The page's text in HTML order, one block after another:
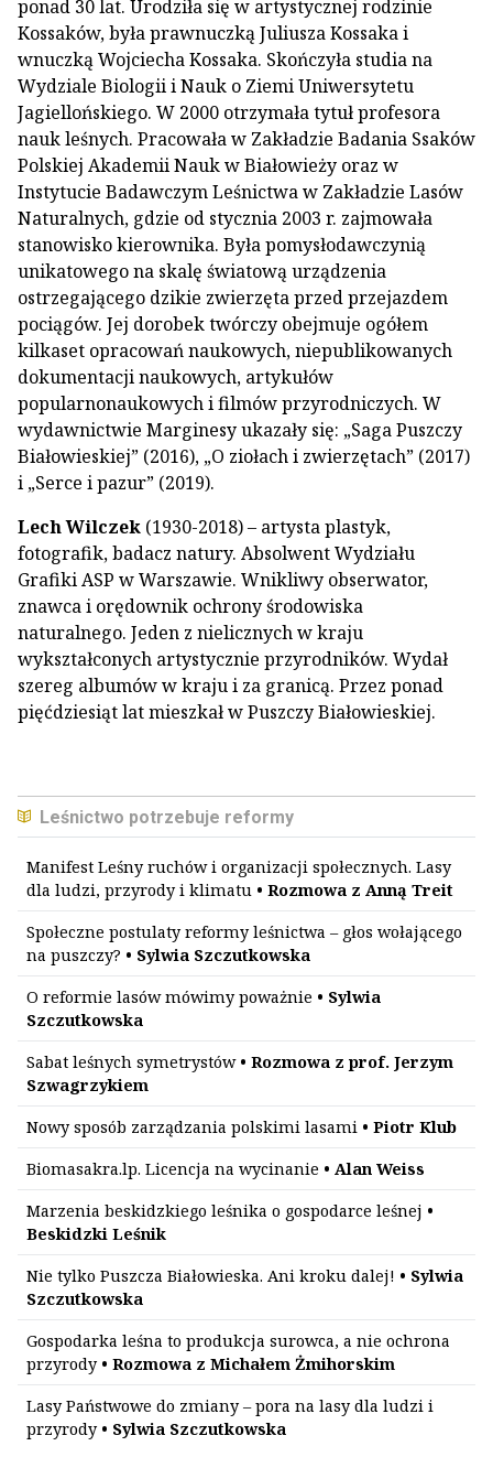
ponad 30 lat. Urodziła się w artystycznej rodzinie
Kossaków, była prawnuczką Juliusza Kossaka i
wnuczką Wojciecha Kossaka. Skończyła studia na
Wydziale Biologii i Nauk o Ziemi Uniwersytetu
Jagiellońskiego. W 2000 otrzymała tytuł profesora
nauk leśnych. Pracowała w Zakładzie Badania Ssaków
Polskiej Akademii Nauk w Białowieży oraz w
Instytucie Badawczym Leśnictwa w Zakładzie Lasów
Naturalnych, gdzie od stycznia 2003 r. zajmowała
stanowisko kierownika. Była pomysłodawczynią
unikatowego na skalę światową urządzenia
ostrzegającego dzikie zwierzęta przed przejazdem
pociągów. Jej dorobek twórczy obejmuje ogółem
kilkaset opracowań naukowych, niepublikowanych
dokumentacji naukowych, artykułów
popularnonaukowych i filmów przyrodniczych. W
wydawnictwie Marginesy ukazały się: „Saga Puszczy
Białowieskiej” (2016), „O ziołach i zwierzętach” (2017)
i „Serce i pazur” (2019).
Lech Wilczek (1930-2018) – artysta plastyk,
fotografik, badacz natury. Absolwent Wydziału
Grafiki ASP w Warszawie. Wnikliwy obserwator,
znawca i orędownik ochrony środowiska
naturalnego. Jeden z nielicznych w kraju
wykształconych artystycznie przyrodników. Wydał
szereg albumów w kraju i za granicą. Przez ponad
pięćdziesiąt lat mieszkał w Puszczy Białowieskiej.
Leśnictwo potrzebuje reformy
Manifest Leśny ruchów i organizacji społecznych. Lasy
dla ludzi, przyrody i klimatu • Rozmowa z Anną Treit
Społeczne postulaty reformy leśnictwa – głos wołającego
na puszczy? • Sylwia Szczutkowska
O reformie lasów mówimy poważnie • Sylwia
Szczutkowska
Sabat leśnych symetrystów• Rozmowa z prof. Jerzym
Szwagrzykiem
Nowy sposób zarządzania polskimi lasami • Piotr Klub
Biomasakra.lp. Licencja na wycinanie • Alan Weiss
Marzenia beskidzkiego leśnika o gospodarce leśnej •
Beskidzki Leśnik
Nie tylko Puszcza Białowieska. Ani kroku dalej! • Sylwia
Szczutkowska
Gospodarka leśna to produkcja surowca, a nie ochrona
przyrody• Rozmowa z Michałem Żmihorskim
Lasy Państwowe do zmiany – pora na lasy dla ludzi i
przyrody• Sylwia Szczutkowska